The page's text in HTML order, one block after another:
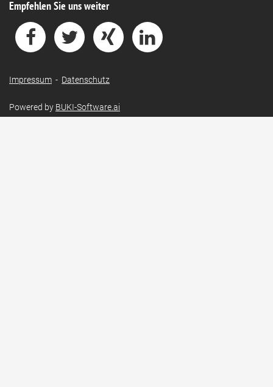
Empfehlen Sie uns weiter
Impressum - Datenschutz
Powered by BUKI-Software.ai